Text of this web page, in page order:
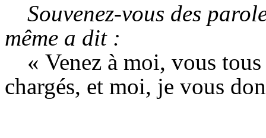
Souvenez-vous des
même a dit :
« Venez à moi, vous
chargés, et moi, je vous